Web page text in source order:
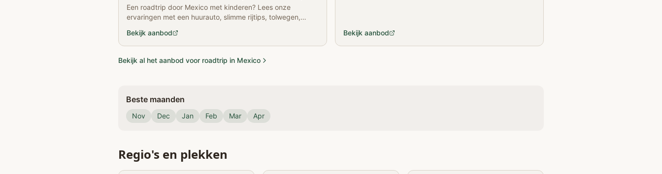
Een roadtrip door Mexico met kinderen? Lees onze
ervaringen met een huurauto, slimme rijtips, tolwegen,
Bekijk aanbod Bekijk aanbod
Bekijk al het aanbod voor roadtrip in Mexico
Beste maanden
Nov Dec Jan Feb Mar Apr
Regio's en plekken